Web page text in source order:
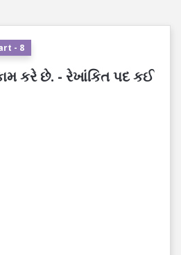
- 8
કરે છે. - રેખાંકિત પદ કઈ